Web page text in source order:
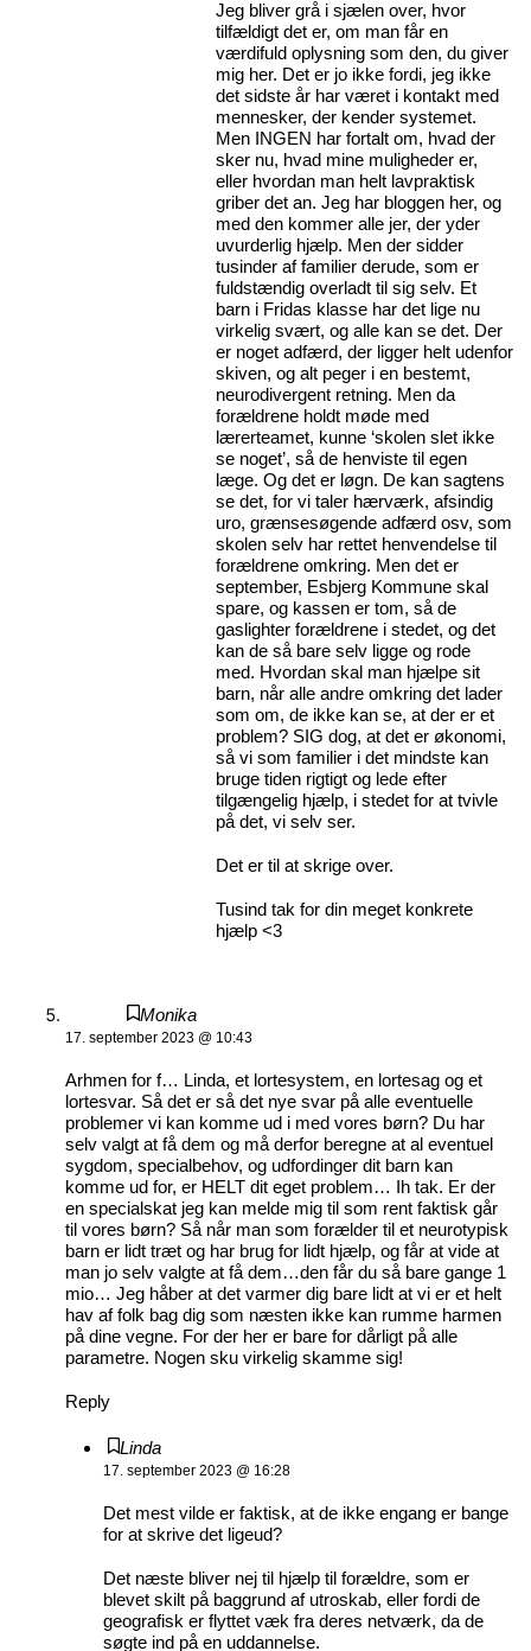
Jeg bliver grå i sjælen over, hvor
tilfældigt det er, om man får en
værdifuld oplysning som den, du giver
mig her. Det er jo ikke fordi, jeg ikke
det sidste år har været i kontakt med
mennesker, der kender systemet.
Men INGEN har fortalt om, hvad der
sker nu, hvad mine muligheder er,
eller hvordan man helt lavpraktisk
griber det an. Jeg har bloggen her, og
med den kommer alle jer, der yder
uvurderlig hjælp. Men der sidder
tusinder af familier derude, som er
fuldstændig overladt til sig selv. Et
barn i Fridas klasse har det lige nu
virkelig svært, og alle kan se det. Der
er noget adfærd, der ligger helt udenfor
skiven, og alt peger i en bestemt,
neurodivergent retning. Men da
forældrene holdt møde med
lærerteamet, kunne ‘skolen slet ikke
se noget’, så de henviste til egen
læge. Og det er løgn. De kan sagtens
se det, for vi taler hærværk, afsindig
uro, grænsesøgende adfærd osv, som
skolen selv har rettet henvendelse til
forældrene omkring. Men det er
september, Esbjerg Kommune skal
spare, og kassen er tom, så de
gaslighter forældrene i stedet, og det
kan de så bare selv ligge og rode
med. Hvordan skal man hjælpe sit
barn, når alle andre omkring det lader
som om, de ikke kan se, at der er et
problem? SIG dog, at det er økonomi,
så vi som familier i det mindste kan
bruge tiden rigtigt og lede efter
tilgængelig hjælp, i stedet for at tvivle
på det, vi selv ser.
Det er til at skrige over.
Tusind tak for din meget konkrete
hjælp <3
Monika
17. september 2023 @ 10:43
Arhmen for f… Linda, et lortesystem, en lortesag og et
lortesvar. Så det er så det nye svar på alle eventuelle
problemer vi kan komme ud i med vores børn? Du har
selv valgt at få dem og må derfor beregne at al eventuel
sygdom, specialbehov, og udfordinger dit barn kan
komme ud for, er HELT dit eget problem… Ih tak. Er der
en specialskat jeg kan melde mig til som rent faktisk går
til vores børn? Så når man som forælder til et neurotypisk
barn er lidt træt og har brug for lidt hjælp, og får at vide at
man jo selv valgte at få dem…den får du så bare gange 1
mio… Jeg håber at det varmer dig bare lidt at vi er et helt
hav af folk bag dig som næsten ikke kan rumme harmen
på dine vegne. For der her er bare for dårligt på alle
parametre. Nogen sku virkelig skamme sig!
Reply
Linda
17. september 2023 @ 16:28
Det mest vilde er faktisk, at de ikke engang er bange
for at skrive det ligeud?
Det næste bliver nej til hjælp til forældre, som er
blevet skilt på baggrund af utroskab, eller fordi de
geografisk er flyttet væk fra deres netværk, da de
søgte ind på en uddannelse.